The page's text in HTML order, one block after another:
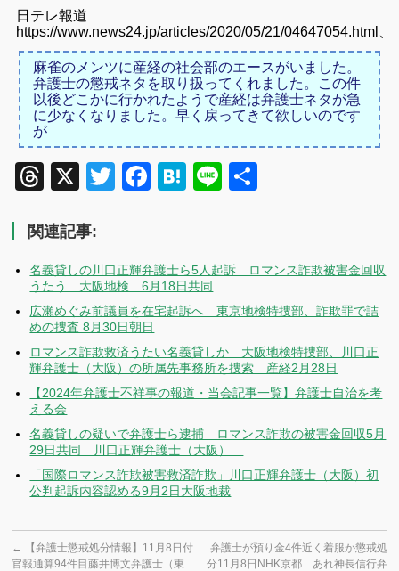
日テレ報道
https://www.news24.jp/articles/2020/05/21/04647054.html、
麻雀のメンツに産経の社会部のエースがいました。
弁護士の懲戒ネタを取り扱ってくれました。この件
以後どこかに行かれたようで産経は弁護士ネタが急
に少なくなりました。早く戻ってきて欲しいのです
が
Threads
X TwitterFacebook
Hatena
Line
関連記事:
名義貸しの川口正輝弁護士ら5人起訴 ロマンス詐欺被害金回収
うたう 大阪地検 6月18日共同
広瀬めぐみ前議員を在宅起訴へ 東京地検特捜部、詐欺罪で詰
めの捜査 8月30日朝日
ロマンス詐欺救済うたい名義貸しか 大阪地検特捜部、川口正
輝弁護士（大阪）の所属先事務所を捜索 産経2月28日
【2024年弁護士不祥事の報道・当会記事一覧】弁護士自治を考
える会
名義貸しの疑いで弁護士ら逮捕 ロマンス詐欺の被害金回収5月
29日共同 川口正輝弁護士（大阪）
「国際ロマンス詐欺被害救済詐欺」川口正輝弁護士（大阪）初
公判起訴内容認める9月2日大阪地裁
←
【弁護士懲戒処分情報】11月8日付
官報通算94件目藤井博文弁護士（東
弁護士が預り金4件近く着服か懲戒処
分11月8日NHK京都 あれ神長信行弁